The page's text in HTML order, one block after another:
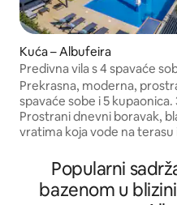
Kuća – Albufeira
Predivna vila s 4 spavaće
Prekrasna, moderna,
spavaće sobe i 5 kupaonica.
Prostrani dnevni boravak,
vratima koja vode na terasu
sa spavaćim sobama, 2 s
kupaonicama i privatnim
klima-uređajem. Eksterijer s
Popularni
bazenom u